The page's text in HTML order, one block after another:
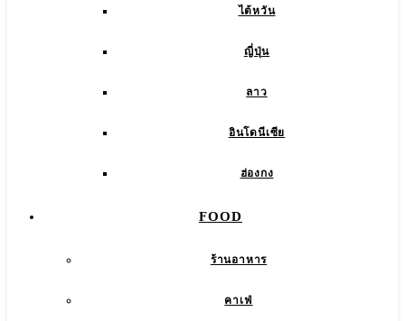
ไต้หวัน
ญี่ปุ่น
ลาว
อินโดนีเซีย
ฮ่องกง
FOOD
ร้านอาหาร
คาเฟ่